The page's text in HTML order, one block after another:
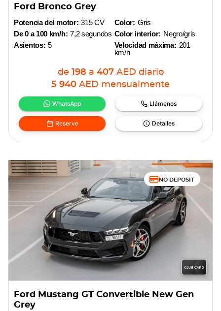
Ford Bronco Grey
Potencia del motor: 315 CV
De 0 a 100 km/h: 7,2 segundos
Asientos: 5
Color: Gris
Color interior: Negro/gris
Velocidad máxima: 201
km/h
de 198 a 407 AED diario
5 940 AED mensualmente
WhatsApp Llámenos
Reserve Detalles
NO DEPOSIT
Ford Mustang GT Convertible New Gen
Grey